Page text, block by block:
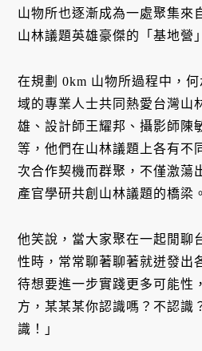
山物所也逐漸成為一處聚集來
山林議題英雄豪傑的「基地營
在規劃 0km 山物所過程中，
域的專業人士共同熱愛台灣山
雄、設計師王耀邦、攝影師
等，他們在山林議題上各有不
次合作契機而群聚，不僅激蕩
產官學研共創山林議題的橋梁。
他笑說，當大家聚在一起閒聊
性時，常常聊著聊著就迸發出
待想要進一步實踐更多可能性
方，某某某你認識嗎？不認識
識！」